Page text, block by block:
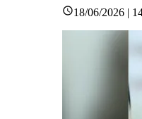
18/06/2026 |